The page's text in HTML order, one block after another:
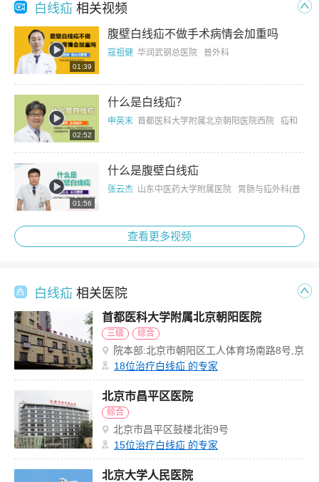
白线疝 相关视频
01:39
腹壁白线疝不做手术病情会加重吗
寇祖健 华润武钢总医院 普外科
02:52
什么是白线疝？
申英末 首都医科大学附属北京朝阳医院西院 疝和
01:56
什么是腹壁白线疝
张云杰 山东中医药大学附属医院 胃肠与疝外科(普
查看更多视频
白线疝 相关医院
首都医科大学附属北京朝阳医院
三级 综合
院本部:北京市朝阳区工人体育场南路8号,京
西院区:石景山区京原路5号
18位治疗白线疝 的专家
北京市昌平区医院
综合
北京市昌平区鼓楼北街9号
15位治疗白线疝 的专家
北京大学人民医院